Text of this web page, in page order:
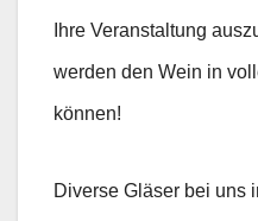
Ihre Veranstaltung
werden den Wein in
können!
Diverse Gläser bei uns